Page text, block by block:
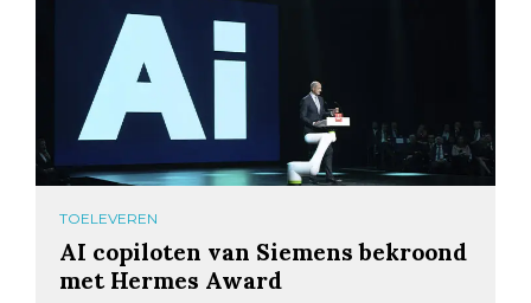
TOELEVEREN
AI copiloten van Siemens bekroond
met Hermes Award